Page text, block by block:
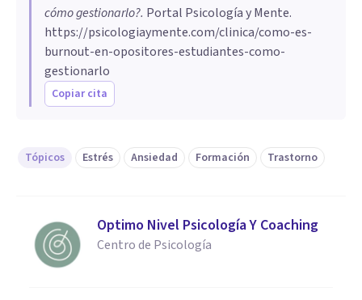
cómo gestionarlo?. Portal Psicología y Mente.
https://psicologiaymente.com/clinica/como-es-
burnout-en-opositores-estudiantes-como-
gestionarlo
Copiar cita
Tópicos Estrés Ansiedad Formación Trastorno
Optimo Nivel Psicología Y Coaching
Centro de Psicología